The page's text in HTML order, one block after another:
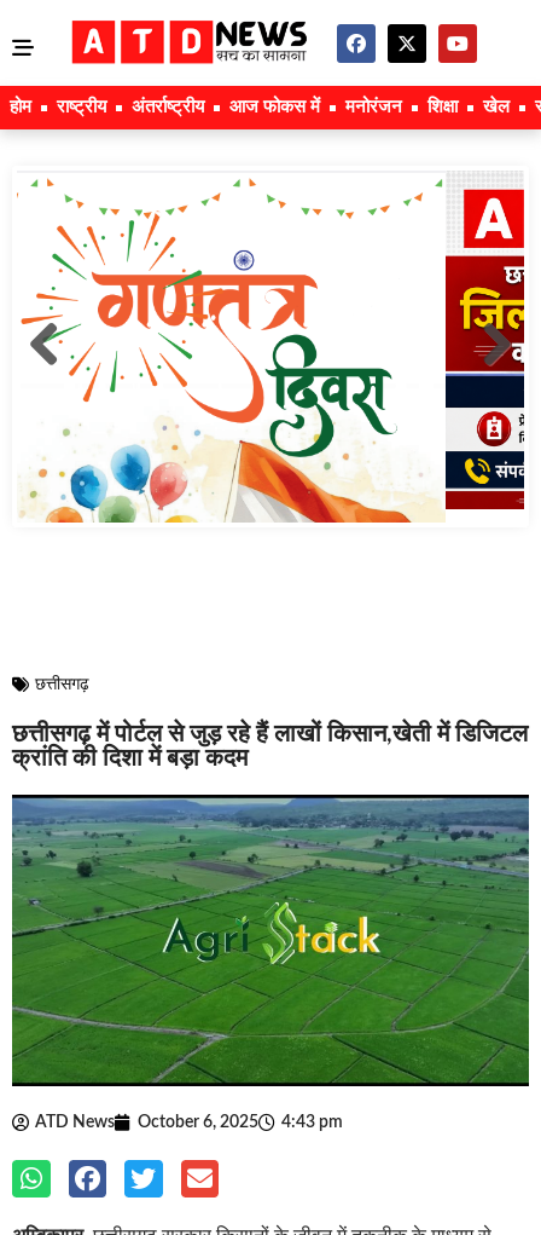
होम राष्ट्रीय अंतर्राष्ट्रीय आज फोकस में मनोरंजन शिक्षा खेल
छत्तीसगढ़
छत्तीसगढ़ में पोर्टल से जुड़ रहे हैं लाखों किसान,खेती में डिजिटल
क्रांति की दिशा में बड़ा कदम
अम्बिकापुर
. छत्तीसगढ़ सरकार किसानों के जीवन में तकनीक के माध्यम से